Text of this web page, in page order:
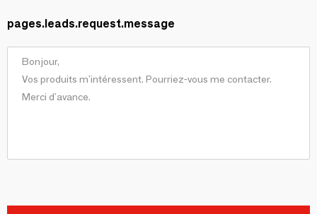
pages.leads.request.message